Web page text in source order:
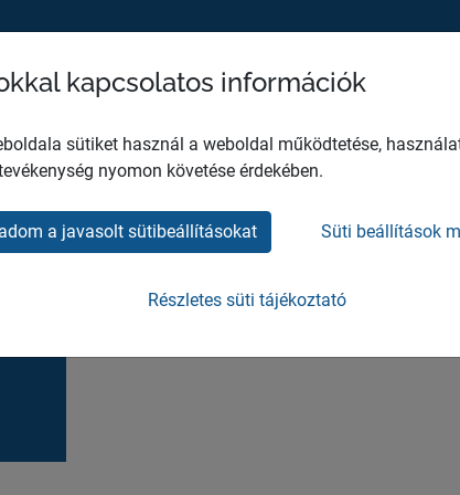
MH EGÉSZSÉGÜGYI KÖZPONT
3-4 szám
kapcsolatos információk
sütiket használ a weboldal működtetése,
nyomon követése érdekében.
a javasolt sütibeállításokat Süti beállítások
Részletes süti tájékoztató